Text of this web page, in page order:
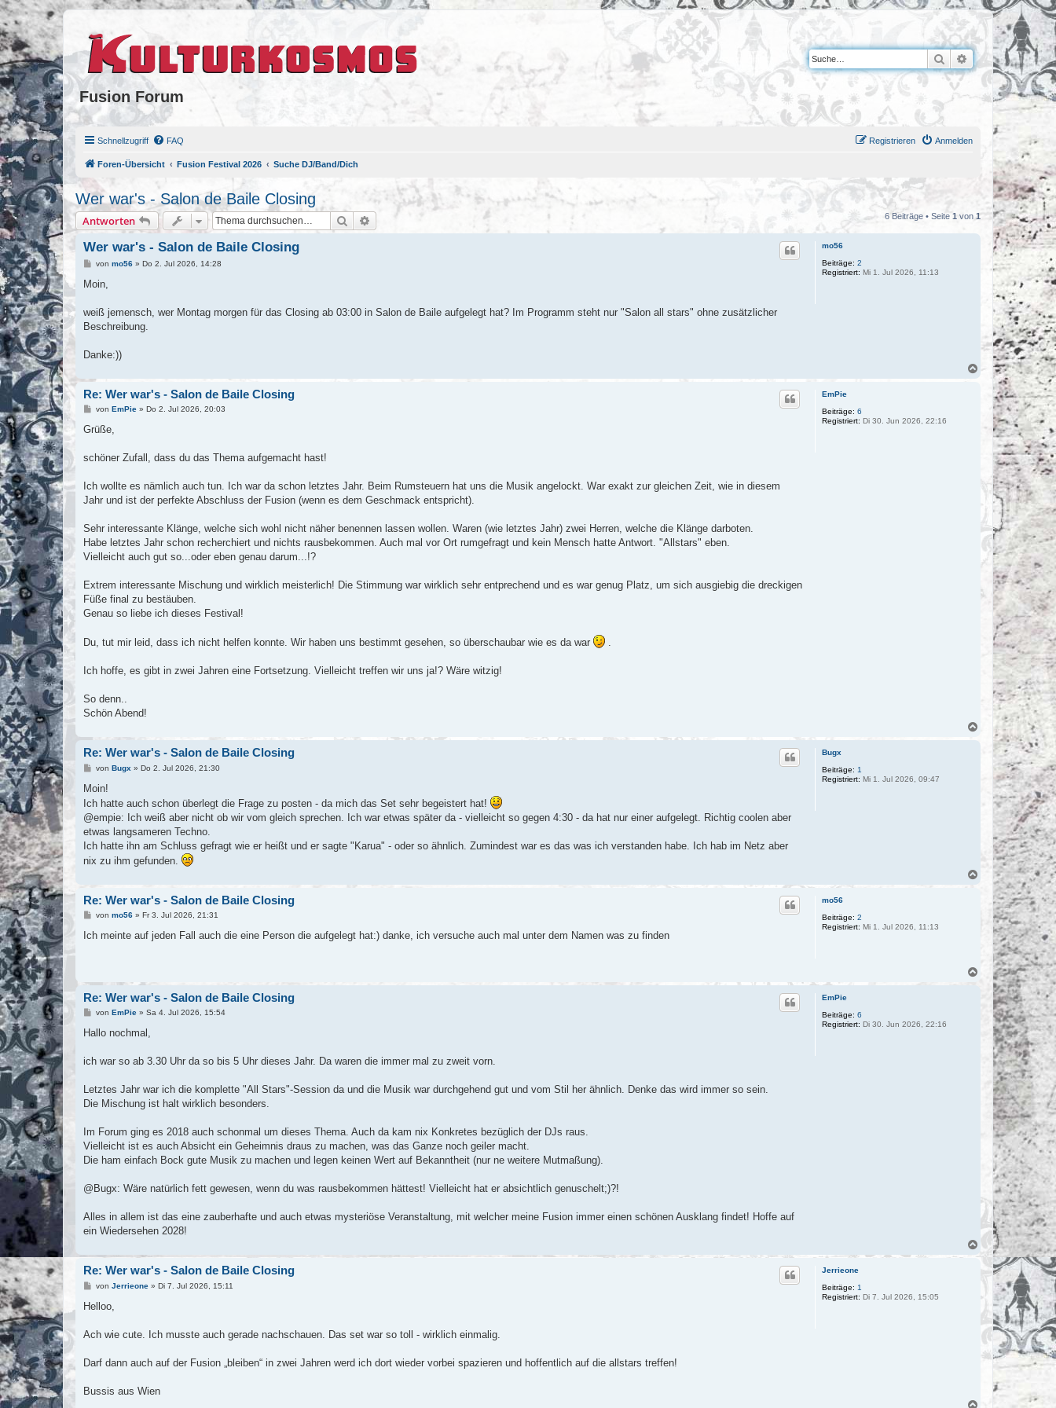
Fusion Forum
Suche Erweiterte Suche
Schnellzugriff FAQ Anmelden
Registrieren
Foren-Übersicht Fusion Festival 2026 Suche DJ/Band/Dich
Wer war's - Salon de Baile Closing
Antworten Suche Erweiterte Suche 6 Beiträge • Seite 1 von 1
mo56
Beiträge: 2
Registriert: Mi 1. Jul 2026, 11:13
Wer war's - Salon de Baile Closing
B
i
a
von mo56» Do 2. Jul 2026, 14:28
Moin,
weiß jemensch, wer Montag morgen für das Closing ab 03:00 in Salon de Baile aufgelegt hat? Im Programm steht nur "Salon all stars" ohne zusätzlicher
Beschreibung.
Danke:))
N
EmPie
Beiträge: 6
Registriert: Di 30. Jun 2026, 22:16
Re: Wer war's - Salon de Baile Closing
B
i
a
von EmPie» Do 2. Jul 2026, 20:03
Grüße,
schöner Zufall, dass du das Thema aufgemacht hast!
Ich wollte es nämlich auch tun. Ich war da schon letztes Jahr. Beim Rumsteuern hat uns die Musik angelockt. War exakt zur gleichen Zeit, wie in diesem
Jahr und ist der perfekte Abschluss der Fusion (wenn es dem Geschmack entspricht).
Sehr interessante Klänge, welche sich wohl nicht näher benennen lassen wollen. Waren (wie letztes Jahr) zwei Herren, welche die Klänge darboten.
Habe letztes Jahr schon recherchiert und nichts rausbekommen. Auch mal vor Ort rumgefragt und kein Mensch hatte Antwort. "Allstars" eben.
Vielleicht auch gut so...oder eben genau darum...!?
Extrem interessante Mischung und wirklich meisterlich! Die Stimmung war wirklich sehr entprechend und es war genug Platz, um sich ausgiebig die dreckigen
Füße final zu bestäuben.
Genau so liebe ich dieses Festival!
Du, tut mir leid, dass ich nicht helfen konnte. Wir haben uns bestimmt gesehen, so überschaubar wie es da war .
Ich hoffe, es gibt in zwei Jahren eine Fortsetzung. Vielleicht treffen wir uns ja!? Wäre witzig!
So denn..
Schön Abend!
Bugx
Beiträge: 1
Registriert: Mi 1. Jul 2026, 09:47
Re: Wer war's - Salon de Baile Closing
B
i
r
a
g
von Bugx » Do 2. Jul 2026, 21:30
Moin!
Ich hatte auch schon überlegt die Frage zu posten - da mich das Set sehr begeistert hat!
@empie: Ich weiß aber nicht ob wir vom gleich sprechen. Ich war etwas später da - vielleicht so gegen 4:30 - da hat nur einer aufgelegt. Richtig coolen aber
etwas langsameren Techno.
Ich hatte ihn am Schluss gefragt wie er heißt und er sagte "Karua" - oder so ähnlich. Zumindest war es das was ich verstanden habe. Ich hab im Netz aber
nix zu ihm gefunden.
mo56
Beiträge: 2
Registriert: Mi 1. Jul 2026, 11:13
Re: Wer war's - Salon de Baile Closing
B
i
von mo56» Fr 3. Jul 2026, 21:31
Ich meinte auf jeden Fall auch die eine Person die aufgelegt hat:) danke, ich versuche auch mal unter dem Namen was zu finden
EmPie
Beiträge: 6
Registriert: Di 30. Jun 2026, 22:16
Re: Wer war's - Salon de Baile Closing
B
i
a
von EmPie» Sa 4. Jul 2026, 15:54
Hallo nochmal,
ich war so ab 3.30 Uhr da so bis 5 Uhr dieses Jahr. Da waren die immer mal zu zweit vorn.
Letztes Jahr war ich die komplette "All Stars"-Session da und die Musik war durchgehend gut und vom Stil her ähnlich. Denke das wird immer so sein.
Die Mischung ist halt wirklich besonders.
Im Forum ging es 2018 auch schonmal um dieses Thema. Auch da kam nix Konkretes bezüglich der DJs raus.
Vielleicht ist es auch Absicht ein Geheimnis draus zu machen, was das Ganze noch geiler macht.
Die ham einfach Bock gute Musik zu machen und legen keinen Wert auf Bekanntheit (nur ne weitere Mutmaßung).
@Bugx: Wäre natürlich fett gewesen, wenn du was rausbekommen hättest! Vielleicht hat er absichtlich genuschelt;)?!
Alles in allem ist das eine zauberhafte und auch etwas mysteriöse Veranstaltung, mit welcher meine Fusion immer einen schönen Ausklang findet! Hoffe auf
ein Wiedersehen 2028!
a
c
b
e
n
Jerrieone
Beiträge: 1
Registriert: Di 7. Jul 2026, 15:05
Re: Wer war's - Salon de Baile Closing
B
i
a
von Jerrieone» Di 7. Jul 2026, 15:11
Helloo,
Ach wie cute. Ich musste auch gerade nachschauen. Das set war so toll - wirklich einmalig.
Darf dann auch auf der Fusion „bleiben“ in zwei Jahren werd ich dort wieder vorbei spazieren und hoffentlich auf die allstars treffen!
Bussis aus Wien